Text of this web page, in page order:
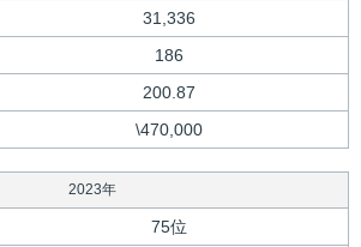
31,336
186
200.87
\470,000
2023年
75位